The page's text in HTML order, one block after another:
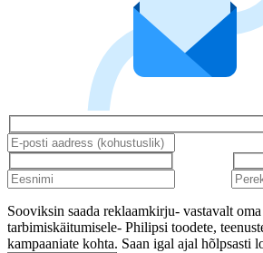
Sooviksin saada reklaamkirju- vastavalt oma
tarbimiskäitumisele- Philipsi toodete,
kampaaniate kohta. Saan igal ajal hõlpsasti